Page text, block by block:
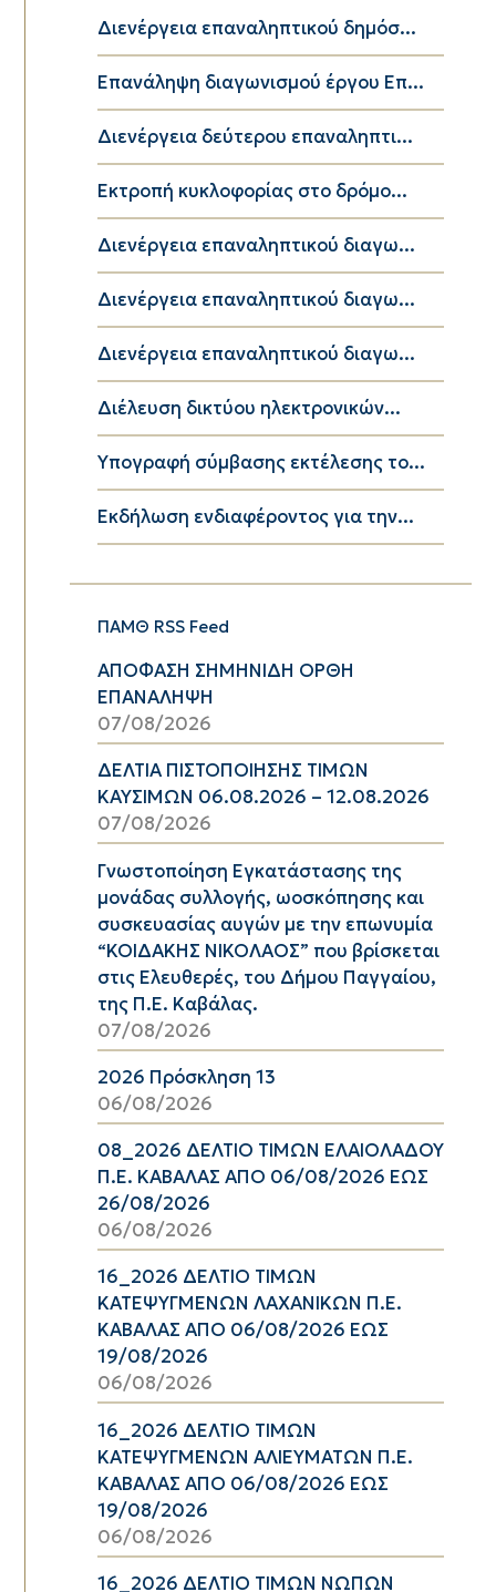
Διενέργεια επαναληπτικού δημόσ...
Επανάληψη διαγωνισμού έργου Επ...
Διενέργεια δεύτερου επαναληπτι...
Εκτροπή κυκλοφορίας στο δρόμο...
Διενέργεια επαναληπτικού διαγω...
Διενέργεια επαναληπτικού διαγω...
Διενέργεια επαναληπτικού διαγω...
Διέλευση δικτύου ηλεκτρονικών...
Υπογραφή σύμβασης εκτέλεσης το...
Εκδήλωση ενδιαφέροντος για την...
ΠΑΜΘ RSS Feed
ΑΠΟΦΑΣΗ ΣΗΜΗΝΙΔΗ ΟΡΘΗ
ΕΠΑΝΑΛΗΨΗ
07/08/2026
ΔΕΛΤΙΑ ΠΙΣΤΟΠΟΙΗΣΗΣ ΤΙΜΩΝ
ΚΑΥΣΙΜΩΝ 06.08.2026 – 12.08.2026
07/08/2026
Γνωστοποίηση Εγκατάστασης της
μονάδας συλλογής, ωοσκόπησης και
συσκευασίας αυγών με την επωνυμία
“ΚΟΙΔΑΚΗΣ ΝΙΚΟΛΑΟΣ” που βρίσκεται
στις Ελευθερές, του Δήμου Παγγαίου,
της Π.Ε. Καβάλας.
07/08/2026
2026 Πρόσκληση 13
06/08/2026
08_2026 ΔΕΛΤΙΟ ΤΙΜΩΝ ΕΛΑΙΟΛΑΔΟΥ
Π.Ε. ΚΑΒΑΛΑΣ ΑΠΟ 06/08/2026 ΕΩΣ
26/08/2026
06/08/2026
16_2026 ΔΕΛΤΙΟ ΤΙΜΩΝ
ΚΑΤΕΨΥΓΜΕΝΩΝ ΛΑΧΑΝΙΚΩΝ Π.Ε.
ΚΑΒΑΛΑΣ ΑΠΟ 06/08/2026 ΕΩΣ
19/08/2026
06/08/2026
16_2026 ΔΕΛΤΙΟ ΤΙΜΩΝ
ΚΑΤΕΨΥΓΜΕΝΩΝ ΑΛΙΕΥΜΑΤΩΝ Π.Ε.
ΚΑΒΑΛΑΣ ΑΠΟ 06/08/2026 ΕΩΣ
19/08/2026
06/08/2026
16_2026 ΔΕΛΤΙΟ ΤΙΜΩΝ ΝΩΠΩΝ